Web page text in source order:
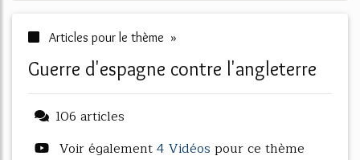
Articles pour le thème »
guerre d'espagne contre l'angleterre
106 articles
Voir également4 Vidéos pour ce thème